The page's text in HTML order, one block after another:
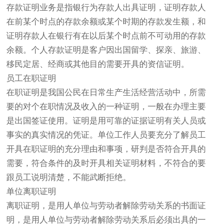
存款证明业务是指银行为存款人出具证明，证明存款人
在前某个时点的存款余额或某个时期的存款发生额，和
证明存款人在银行有在以后某个时点前不可动用的存款
余额。个人存款证明是客户因出国留学、探亲、旅游、
移民定居、经商或其他目的需要开具的资信证明。
员工在职证明
在职证明是我国公民在日常生产生活经营活动中，所需
要的对个在职情况及收入的一种证明，一般在办理主要
是出国签证使用。证明是用可靠的证据证明有关人员或
事实的真实情况的凭证。单位工作人员要充分了解员工
开具在职证明的充分理由和事项，研判是否符合开具的
需要，符合条件的及时开具相关证明材料，不符合的要
跟员工说明清楚，不能武断拒绝。
单位离职证明
离职证明，是用人单位与劳动者解除劳动关系的书面证
明，是用人单位与劳动者解除劳动关系后必须出具的一